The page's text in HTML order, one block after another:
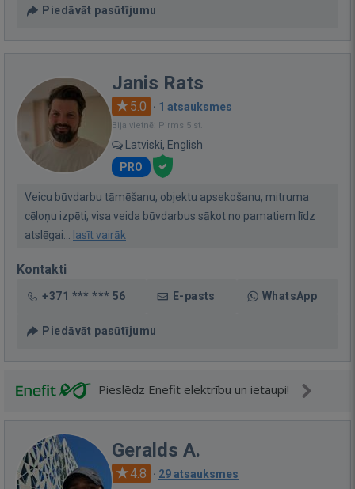
Piedāvāt pasūtījumu
Janis Rats
5.0 · 1 atsauksmes
Bija vietnē: Pirms 5 st.
Latviski, English
PRO
Veicu būvdarbu tāmēšanu, objektu apsekošanu, mitruma
cēloņu izpēti, visa veida būvdarbus sākot no pamatiem līdz
atslēgai...
lasīt vairāk
Kontakti
+371 *** *** 56 E-pasts WhatsApp
Piedāvāt pasūtījumu
Pieslēdz Enefit elektrību un ietaupi!
Geralds A.
4.8 · 29 atsauksmes